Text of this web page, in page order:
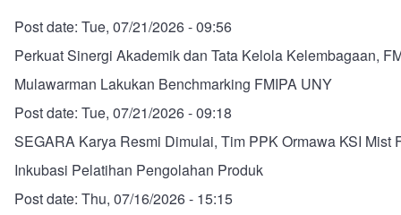
Post date: Tue, 07/21/2026 - 09:56
Perkuat Sinergi Akademik dan Tata Kelola Kelembagaan,
Mulawarman Lakukan Benchmarking FMIPA UNY
Post date: Tue, 07/21/2026 - 09:18
SEGARA Karya Resmi Dimulai, Tim PPK Ormawa KSI Mist
Inkubasi Pelatihan Pengolahan Produk
Post date: Thu, 07/16/2026 - 15:15